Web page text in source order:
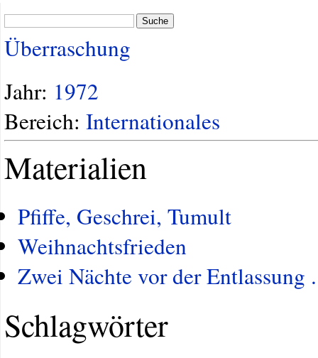
Suche
Überraschung
Jahr: 1972
Bereich: Internationales
Materialien
Pfiffe, Geschrei, Tumult
Weihnachtsfrieden
Zwei Nächte vor der Entlassung
Schlagwörter